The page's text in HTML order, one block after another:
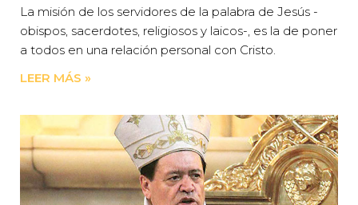
La misión de los servidores de la palabra de Jesús -
obispos, sacerdotes, religiosos y laicos-, es la de poner
a todos en una relación personal con Cristo.
LEER MÁS »